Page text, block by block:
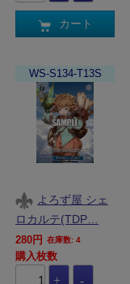
カート
WS-S134-T13S
よろず屋 シェ
ロカルテ(TDP…
280円 在庫数: 4
購入枚数